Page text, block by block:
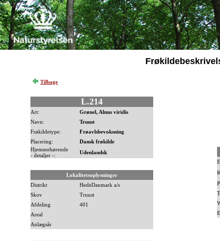
Tilbage
L.214
Art:
Grønel, Alnus viridis
Navn:
Truust
Frøkildetype:
Frøavlsbevoksning
Placering:
Dansk frøkilde
Hjemmehørende
- detaljer -:
Udenlandsk
Lokalitetsoplysninger
Distrikt
HedeDanmark a/s
Skov
Truust
Afdeling
401
Areal
Anlægsår